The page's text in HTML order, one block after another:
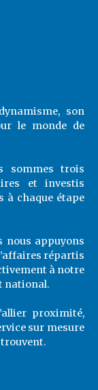
son
le monde de
sommes trois
et investis
à chaque étape
nous appuyons
répartis
à notre
national.
proximité,
sur mesure
trouvent.